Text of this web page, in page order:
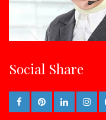
Social Share